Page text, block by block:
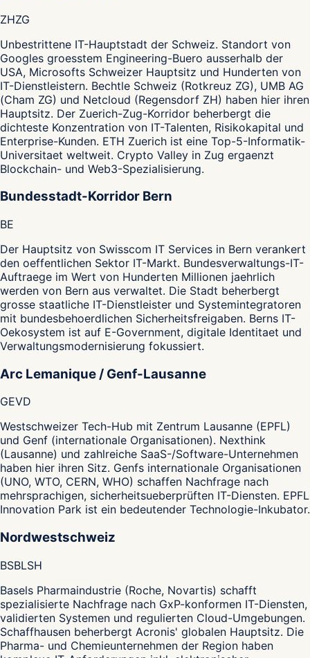
ZHZG
Unbestrittene IT-Hauptstadt der Schweiz. Standort von
Googles groesstem Engineering-Buero ausserhalb der
USA, Microsofts Schweizer Hauptsitz und Hunderten von
IT-Dienstleistern. Bechtle Schweiz (Rotkreuz ZG), UMB AG
(Cham ZG) und Netcloud (Regensdorf ZH) haben hier ihren
Hauptsitz. Der Zuerich-Zug-Korridor beherbergt die
dichteste Konzentration von IT-Talenten, Risikokapital und
Enterprise-Kunden. ETH Zuerich ist eine Top-5-Informatik-
Universitaet weltweit. Crypto Valley in Zug ergaenzt
Blockchain- und Web3-Spezialisierung.
Bundesstadt-Korridor Bern
BE
Der Hauptsitz von Swisscom IT Services in Bern verankert
den oeffentlichen Sektor IT-Markt. Bundesverwaltungs-IT-
Auftraege im Wert von Hunderten Millionen jaehrlich
werden von Bern aus verwaltet. Die Stadt beherbergt
grosse staatliche IT-Dienstleister und Systemintegratoren
mit bundesbehoerdlichen Sicherheitsfreigaben. Berns IT-
Oekosystem ist auf E-Government, digitale Identitaet und
Verwaltungsmodernisierung fokussiert.
Arc Lemanique / Genf-Lausanne
GEVD
Westschweizer Tech-Hub mit Zentrum Lausanne (EPFL)
und Genf (internationale Organisationen). Nexthink
(Lausanne) und zahlreiche SaaS-/Software-Unternehmen
haben hier ihren Sitz. Genfs internationale Organisationen
(UNO, WTO, CERN, WHO) schaffen Nachfrage nach
mehrsprachigen, sicherheitsueberprüften IT-Diensten. EPFL
Innovation Park ist ein bedeutender Technologie-Inkubator.
Nordwestschweiz
BSBLSH
Basels Pharmaindustrie (Roche, Novartis) schafft
spezialisierte Nachfrage nach GxP-konformen IT-Diensten,
validierten Systemen und regulierten Cloud-Umgebungen.
Schaffhausen beherbergt Acronis' globalen Hauptsitz. Die
Pharma- und Chemieunternehmen der Region haben